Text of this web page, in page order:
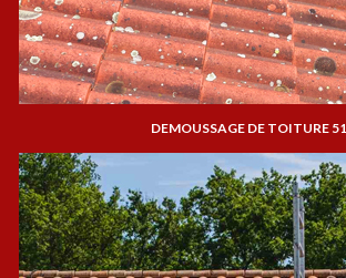
DEMOUSSAGE DE TOITURE 51